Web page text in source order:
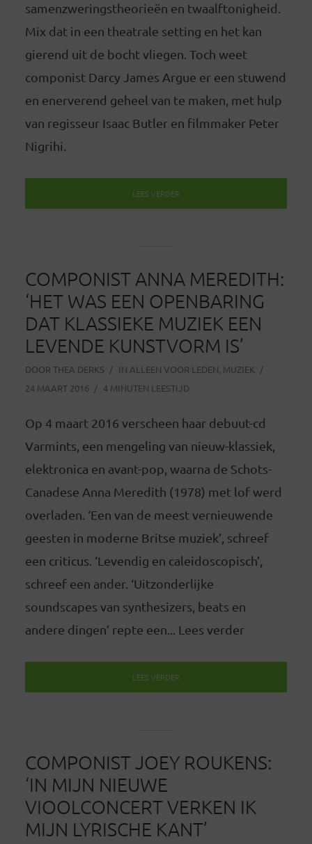
samenzweringstheorieën en twaalftonigheid.
Mix dat in een theatrale setting en het kan
gierend uit de bocht vliegen. Toch weet
componist Darcy James Argue er een stuwend
en enerverend geheel van te maken, met hulp
van regisseur Isaac Butler en filmmaker Peter
Nigrihi.
LEES VERDER
COMPONIST ANNA MEREDITH:
‘HET WAS EEN OPENBARING
DAT KLASSIEKE MUZIEK EEN
LEVENDE KUNSTVORM IS’
DOOR THEA DERKS IN ALLEEN VOOR LEDEN, MUZIEK
24 MAART 2016
4 MINUTEN LEESTIJD
Op 4 maart 2016 verscheen haar debuut-cd
Varmints, een mengeling van nieuw-klassiek,
elektronica en avant-pop, waarna de Schots-
Canadese Anna Meredith (1978) met lof werd
overladen. ‘Een van de meest vernieuwende
geesten in moderne Britse muziek’, schreef
een criticus. ‘Levendig en caleidoscopisch’,
schreef een ander. ‘Uitzonderlijke
soundscapes van synthesizers, beats en
andere dingen’ repte een... Lees verder
LEES VERDER
COMPONIST JOEY ROUKENS:
‘IN MIJN NIEUWE
VIOOLCONCERT VERKEN IK
MIJN LYRISCHE KANT’